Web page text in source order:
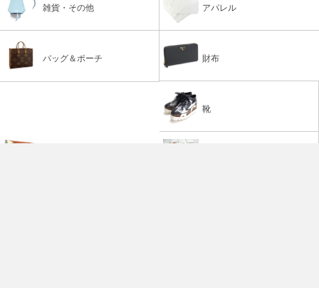
雑貨・その他 アパレル
バッグ＆ポーチ 財布
靴